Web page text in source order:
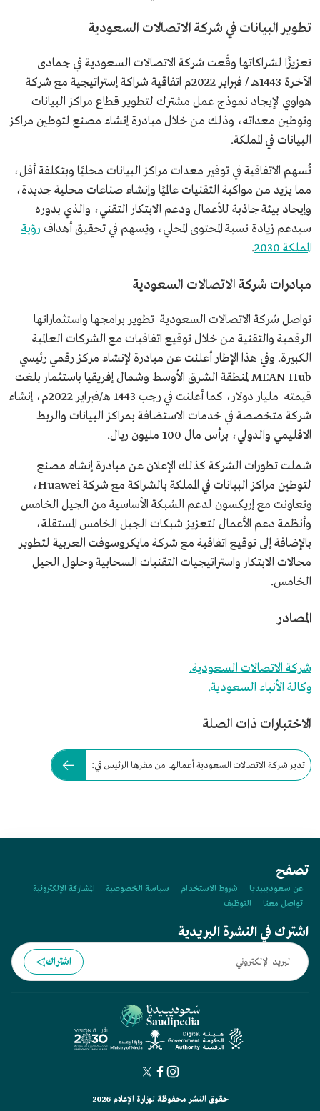
تطوير البيانات في شركة الاتصالات السعودية
تعزيزًا لشراكاتها وقّعت شركة الاتصالات السعودية في جمادى
الآخرة 1443هـ / فبراير 2022م اتفاقية شراكة إستراتيجية مع شركة
هواوي لإيجاد نموذج عمل مشترك لتطوير قطاع مراكز البيانات
وتوطين معداته، وذلك من خلال مبادرة إنشاء مصنع لتوطين مراكز
البيانات في المملكة.
تُسهم الاتفاقية في توفير معدات مراكز البيانات محليًا وبتكلفة أقل،
مما يزيد من مواكبة التقنيات عالميًا وإنشاء صناعات محلية جديدة،
وإيجاد بيئة جاذبة للأعمال ودعم الابتكار التقني، والذي بدوره
سيدعم زيادة نسبة المحتوى المحلي، ويُسهم في تحقيق أهداف رؤية
المملكة 2030
.
مبادرات شركة الاتصالات السعودية
تواصل شركة الاتصالات السعودية تطوير برامجها واستثماراتها
الرقمية والتقنية من خلال توقيع اتفاقيات مع الشركات العالمية
الكبيرة. وفي هذا الإطار أعلنت عن مبادرة لإنشاء مركز رقمي رئيسي
MEAN Hub لمنطقة الشرق الأوسط وشمال إفريقيا باستثمار بلغت
قيمته مليار دولار، كما أعلنت في رجب 1443 هـ/فبراير 2022م، إنشاء
شركة متخصصة في خدمات الاستضافة بمراكز البيانات والربط
الاقليمي والدولي، برأس مال 100 مليون ريال.
شملت تطورات الشركة كذلك الإعلان عن مبادرة إنشاء مصنع
لتوطين مراكز البيانات في المملكة بالشراكة مع شركة Huawei،
وتعاونت مع إريكسون لدعم الشبكة الأساسية من الجيل الخامس
وأنظمة دعم الأعمال لتعزيز شبكات الجيل الخامس المستقلة،
بالإضافة إلى توقيع اتفاقية مع شركة مايكروسوفت العربية لتطوير
مجالات الابتكار واستراتيجيات التقنيات السحابية وحلول الجيل
الخامس.
المصادر
شركة الاتصالات السعودية.
وكالة الأنباء السعودية.
الاختبارات ذات الصلة
تدير شركة الاتصالات السعودية أعمالها من مقرها الرئيس في:
تصفح
عن سعوديبيديا شروط الاستخدام سياسة الخصوصية
المشاركة الإلكترونية
تواصل معنا
التوظيف
اشترك في النشرة البريدية
اشتراك
حقوق النشر محفوظة لوزارة الإعلام 2026